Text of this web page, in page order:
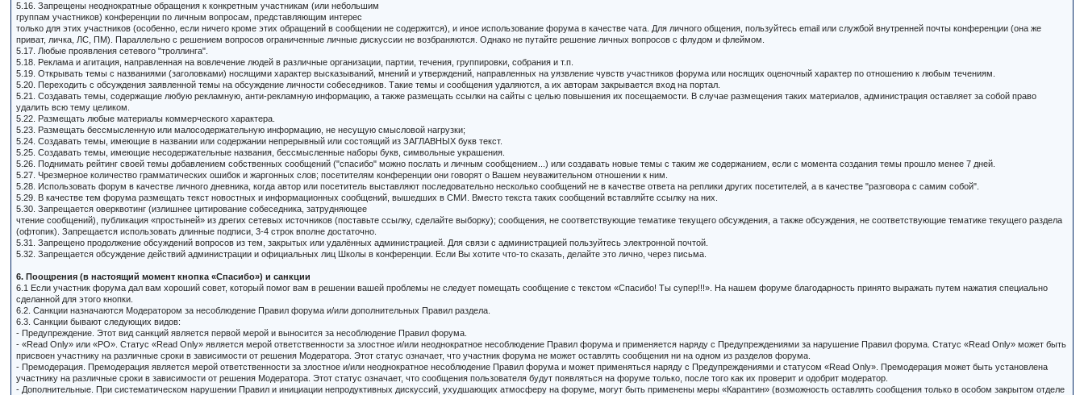
5.16. Запрещены неоднократные обращения к конкретным участникам (или небольшим
группам участников) конференции по личным вопросам, представляющим интерес
только для этих участников (особенно, если ничего кроме этих обращений в сообщении не содержится), и иное использование форума в качестве чата. Для личного общения, пользуйтесь email или службой внутренней почты конференции (она же
приват, личка, ЛС, ПМ). Параллельно с решением вопросов ограниченные личные дискуссии не возбраняются. Однако не путайте решение личных вопросов с флудом и флеймом.
5.17. Любые проявления сетевого "троллинга".
5.18. Реклама и агитация, направленная на вовлечение людей в различные организации, партии, течения, группировки, собрания и т.п.
5.19. Открывать темы с названиями (заголовками) носящими характер высказываний, мнений и утверждений, направленных на уязвление чувств участников форума или носящих оценочный характер по отношению к любым течениям.
5.20. Переходить с обсуждения заявленной темы на обсуждение личности собеседников. Такие темы и сообщения удаляются, а их авторам закрывается вход на портал.
5.21. Создавать темы, содержащие любую рекламную, анти-рекламную информацию, а также размещать ссылки на сайты с целью повышения их посещаемости. В случае размещения таких материалов, администрация оставляет за собой право
удалить всю тему целиком.
5.22. Размещать любые материалы коммерческого характера.
5.23. Размещать бессмысленную или малосодеpжательнyю информацию, не несущую смысловой нагрузки;
5.24. Создавать темы, имеющие в названии или содержании непрерывный или состоящий из ЗАГЛАВНЫХ букв текст.
5.25. Создавать темы, имеющие несодержательные названия, бессмысленные наборы букв, символьные украшения.
5.26. Поднимать рейтинг своей темы добавлением собственных сообщений ("спасибо" можно послать и личным сообщением...) или создавать новые темы с таким же содержанием, если с момента создания темы прошло менее 7 дней.
5.27. Чpезмеpное количество грамматических ошибок и жаргонных слов; посетителям конференции они говорят о Вашем неуважительном отношении к ним.
5.28. Использовать форум в качестве личного дневника, когда автор или посетитель выставляют последовательно несколько сообщений не в качестве ответа на реплики других посетителей, а в качестве "разговора с самим собой".
5.29. В качестве тем форума размещать текст новостных и информационных сообщений, вышедших в СМИ. Вместо текста таких сообщений вставляйте ссылку на них.
5.30. Запрещается оверквотинг (излишнее цитирование собеседника, затрудняющее
чтение сообщений), публикация «простыней» из дрегих сетевых источников (поставьте ссылку, сделайте выборку); сообщения, не соответствующие тематике текущего обсуждения, а также обсуждения, не соответствующие тематике текущего раздела
(офтопик). Запрещается использовать длинные подписи, 3-4 строк вполне достаточно.
5.31. Запрещено продолжение обсуждений вопросов из тем, закрытых или удалённых администрацией. Для связи с администрацией пользуйтесь электронной почтой.
5.32. Запрещается обсуждение действий администрации и официальных лиц Школы в конференции. Если Вы хотите что-то сказать, делайте это лично, через письма.
6. Поощрения (в настоящий момент кнопка «Спасибо») и санкции
6.1 Если участник форума дал вам хороший совет, который помог вам в решении вашей проблемы не следует помещать сообщение с текстом «Спасибо! Ты супер!!!». На нашем форуме благодарность принято выражать путем нажатия специально
сделанной для этого кнопки.
6.2. Санкции назначаются Модератором за несоблюдение Правил форума и/или дополнительных Правил раздела.
6.3. Санкции бывают следующих видов:
- Предупреждение. Этот вид санкций является первой мерой и выносится за несоблюдение Правил форума.
- «Read Only» или «РО». Статус «Read Only» является мерой ответственности за злостное и/или неоднократное несоблюдение Правил форума и применяется наряду с Предупреждениями за нарушение Правил форума. Статус «Read Only» может быть
присвоен участнику на различные сроки в зависимости от решения Модератора. Этот статус означает, что участник форума не может оставлять сообщения ни на одном из разделов форума.
- Премодерация. Премодерация является мерой ответственности за злостное и/или неоднократное несоблюдение Правил форума и может применяться наряду с Предупреждениями и статусом «Read Only». Премодерация может быть установлена
участнику на различные сроки в зависимости от решения Модератора. Этот статус означает, что сообщения пользователя будут появляться на форуме только, после того как их проверит и одобрит модератор.
- Дополнительные. При систематическом нарушении Правил и инициации непродуктивных дискуссий, ухудшающих атмосферу на форуме, могут быть применены меры «Карантин» (возможность оставлять сообщения только в особом закрытом отделе